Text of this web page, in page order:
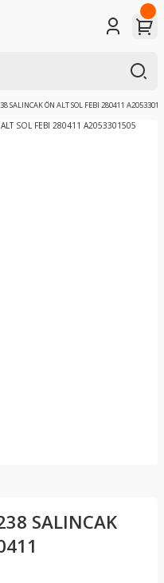
SALINCAK ÖN ALT SOL FEBI 280411
SALINCAK